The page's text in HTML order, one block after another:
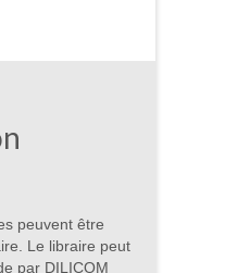
peuvent être
Le libraire peut
par DILICOM